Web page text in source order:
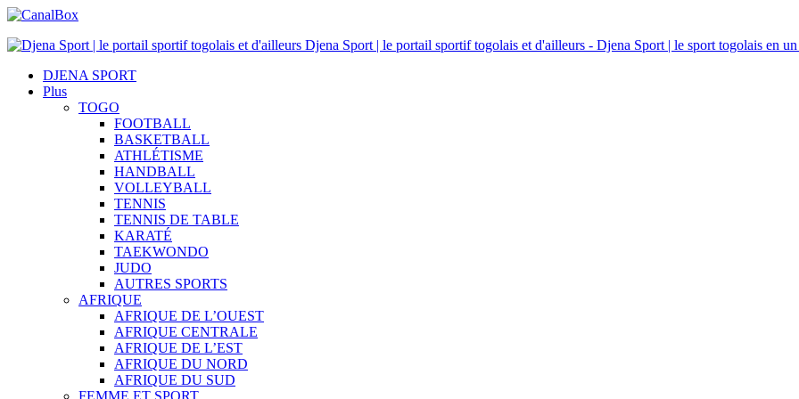
Djena Sport | le portail sportif togolais et d'ailleurs - Djena Sport | le sport togolais en
DJENA SPORT
Plus
TOGO
FOOTBALL
BASKETBALL
ATHLÉTISME
HANDBALL
VOLLEYBALL
TENNIS
TENNIS DE TABLE
KARATÉ
TAEKWONDO
JUDO
AUTRES SPORTS
AFRIQUE
AFRIQUE DE L’OUEST
AFRIQUE CENTRALE
AFRIQUE DE L’EST
AFRIQUE DU NORD
AFRIQUE DU SUD
FEMME ET SPORT